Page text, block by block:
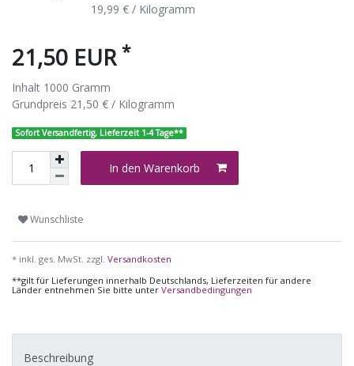
19,99 € / Kilogramm
21,50 EUR *
Inhalt 1000 Gramm
Grundpreis 21,50 € / Kilogramm
Sofort Versandfertig, Lieferzeit 1-4 Tage**
In den Warenkorb
Wunschliste
* inkl. ges. MwSt. zzgl. Versandkosten
**gilt für Lieferungen innerhalb Deutschlands, Lieferzeiten für andere
Länder entnehmen Sie bitte unter Versandbedingungen
Beschreibung